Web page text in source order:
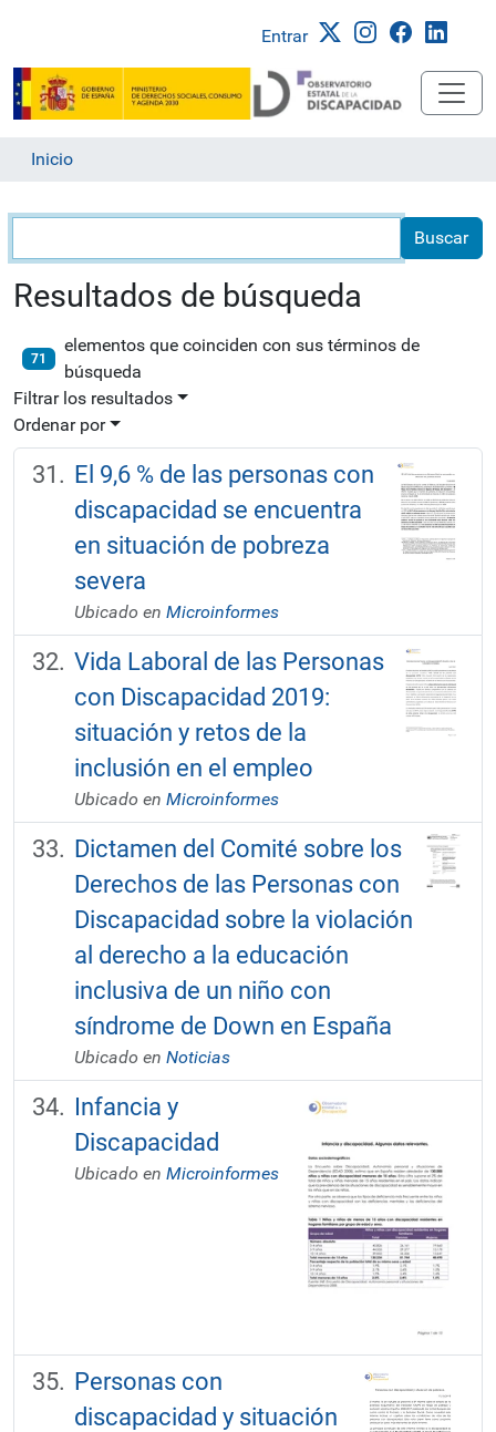
Entrar
Inicio
Resultados de búsqueda
71
elementos que coinciden con sus términos de
búsqueda
Filtrar los resultados
Ordenar por
El 9,6 % de las personas con
discapacidad se encuentra
en situación de pobreza
severa
Ubicado en Microinformes
Vida Laboral de las Personas
con Discapacidad 2019:
situación y retos de la
inclusión en el empleo
Ubicado en Microinformes
Dictamen del Comité sobre los
Derechos de las Personas con
Discapacidad sobre la violación
al derecho a la educación
inclusiva de un niño con
síndrome de Down en España
Ubicado en Noticias
Infancia y
Discapacidad
Ubicado en Microinformes
Personas con
discapacidad y situación